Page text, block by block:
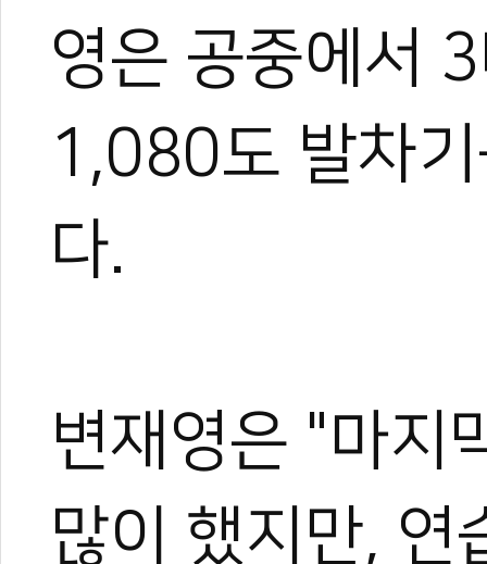
영은 공중에서
1,080도 발차
다.
변재영은 "마지
많이 했지만, 연